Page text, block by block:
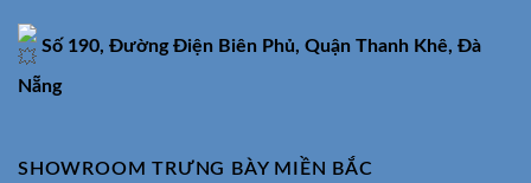
Số 190, Đường Điện Biên Phủ, Quận Thanh Khê, Đà
Nẵng
SHOWROOM TRƯNG BÀY MIỀN BẮC